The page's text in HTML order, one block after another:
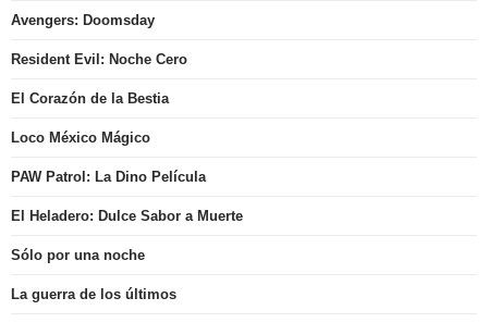
Avengers: Doomsday
Resident Evil: Noche Cero
El Corazón de la Bestia
Loco México Mágico
PAW Patrol: La Dino Película
El Heladero: Dulce Sabor a Muerte
Sólo por una noche
La guerra de los últimos